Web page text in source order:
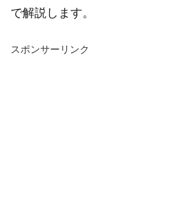
で解説します。
スポンサーリンク